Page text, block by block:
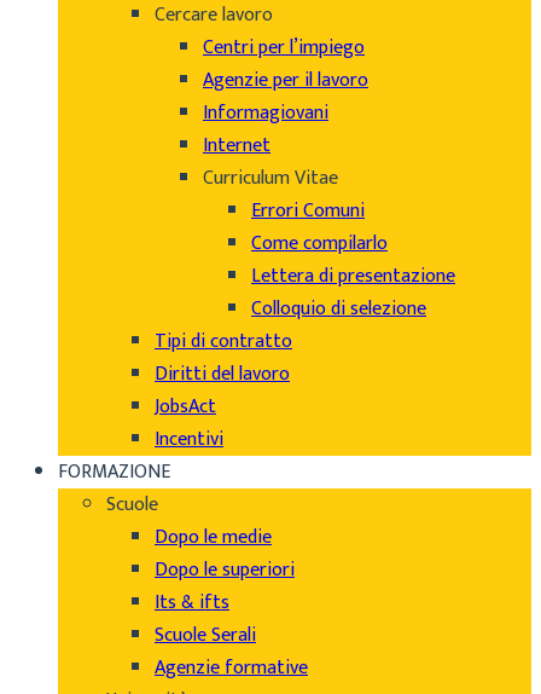
Cercare lavoro
Centri per l’impiego
Agenzie per il lavoro
Informagiovani
Internet
Curriculum Vitae
Errori Comuni
Come compilarlo
Lettera di presentazione
Colloquio di selezione
Tipi di contratto
Diritti del lavoro
JobsAct
Incentivi
FORMAZIONE
Scuole
Dopo le medie
Dopo le superiori
Its & ifts
Scuole Serali
Agenzie formative